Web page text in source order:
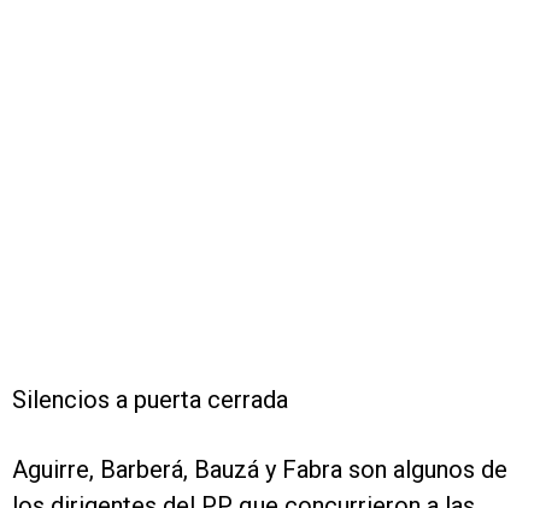
Silencios a puerta cerrada
Aguirre, Barberá, Bauzá y Fabra son algunos de